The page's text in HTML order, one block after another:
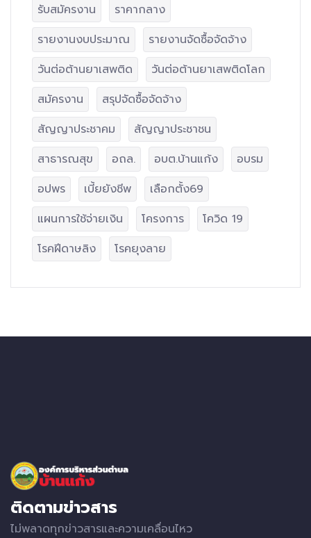
รับสมัครงาน
ราคากลาง
รายงานงบประมาณ
รายงานจัดซื้อจัดจ้าง
วันต่อต้านยาเสพติด
วันต่อต้านยาเสพติดโลก
สมัครงาน
สรุปจัดซื้อจัดจ้าง
สัญญาประชาคม
สัญญาประชาชน
สาธารณสุข
อถล. อบต.บ้านแก้ง
อบรม
อปพร
เบี้ยยังชีพ
เลือกตั้ง69
แผนการใช้จ่ายเงิน
โครงการ
โควิด 19
โรคฝีดาษลิง
โรคยุงลาย
ติดตามข่าวสาร
ไม่พลาดทุกข่าวสารและความเคลื่อนไหว